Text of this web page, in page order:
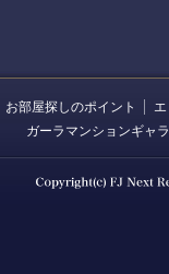
お部屋探しのポイント
ガーラマンションギャ